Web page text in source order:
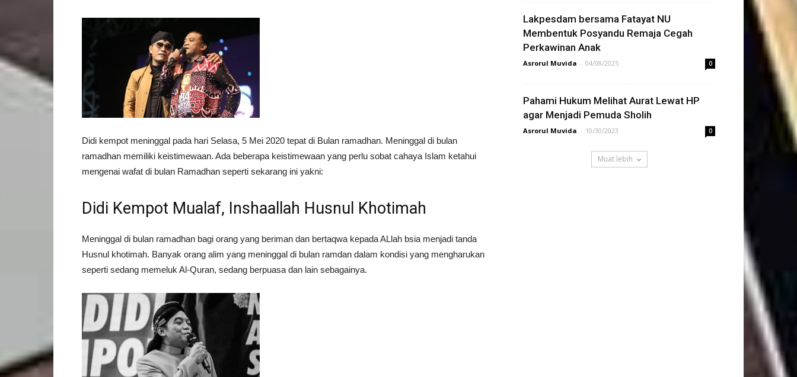
Didi kempot meninggal pada hari Selasa, 5 Mei 2020 tepat di Bulan ramadhan. Meninggal di bulan
ramadhan memiliki keistimewaan. Ada beberapa keistimewaan yang perlu sobat cahaya Islam ketahui
mengenai wafat di bulan Ramadhan seperti sekarang ini yakni:
Didi Kempot Mualaf, Inshaallah Husnul Khotimah
Meninggal di bulan ramadhan bagi orang yang beriman dan bertaqwa kepada ALlah bsia menjadi tanda
Husnul khotimah. Banyak orang alim yang meninggal di bulan ramdan dalam kondisi yang mengharukan
seperti sedang memeluk Al-Quran, sedang berpuasa dan lain sebagainya.
Lakpesdam bersama Fatayat NU
Membentuk Posyandu Remaja Cegah
Perkawinan Anak
Asrorul Muvida - 04/08/2025 0
Pahami Hukum Melihat Aurat Lewat HP
agar Menjadi Pemuda Sholih
Asrorul Muvida - 10/30/2023 0
Muat lebih